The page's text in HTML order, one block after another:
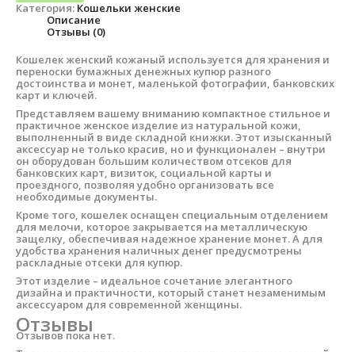
Категория: Кошельки женские
Описание
Отзывы (0)
Кошелек женский кожаный используется для хранения и
переноски бумажных денежных купюр разного
достоинства и монет, маленькой фотографии, банковских
карт и ключей.
Представляем вашему вниманию компактное стильное и
практичное женское изделие из натуральной кожи,
выполненный в виде складной книжки. Этот изысканный
аксессуар не только красив, но и функционален – внутри
он оборудован большим количеством отсеков для
банковских карт, визиток, социальной карты и
проездного, позволяя удобно организовать все
необходимые документы.
Кроме того, кошелек оснащен специальным отделением
для мелочи, которое закрывается на металлическую
защелку, обеспечивая надежное хранение монет. А для
удобства хранения наличных денег предусмотрены
раскладные отсеки для купюр.
Этот изделие – идеальное сочетание элегантного
дизайна и практичности, который станет незаменимым
аксессуаром для современной женщины.
Отзывы
Отзывов пока нет.